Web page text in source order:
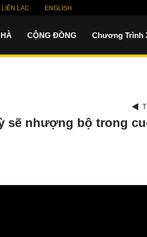
LIÊN LẠC ENGLISH
CỘNG ĐỒNG Chương Trình
sẽ nhượng bộ trong